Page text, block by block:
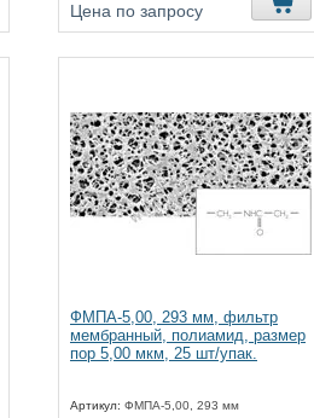
Цена по запросу
ФМПА-5,00, 293 мм, фильтр
мембранный, полиамид, размер
пор 5,00 мкм, 25 шт/упак.
Артикул: ФМПА-5,00, 293 мм